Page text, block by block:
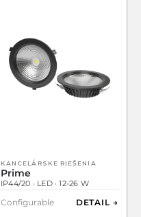
KANCELÁRSKE RIEŠENIA
Prime
IP44/20 · LED · 12-26 W
Configurable DETAIL →